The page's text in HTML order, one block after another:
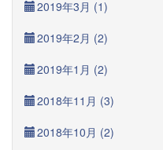
2019年3月 (1)
2019年2月 (2)
2019年1月 (2)
2018年11月 (3)
2018年10月 (2)